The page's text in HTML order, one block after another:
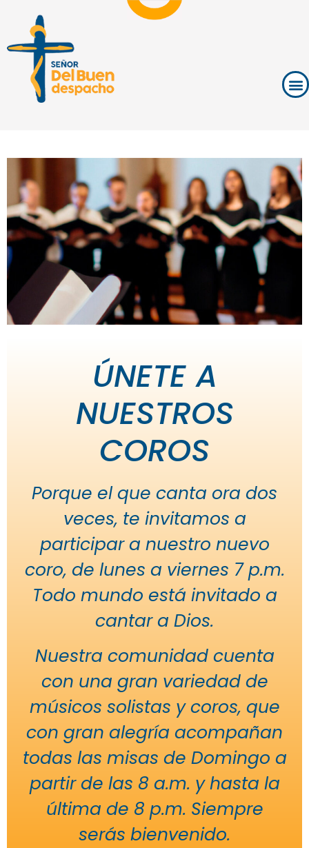
ÚNETE A
NUESTROS
COROS
Porque el que canta ora dos
veces, te invitamos a
participar a nuestro nuevo
coro, de lunes a viernes 7 p.m.
Todo mundo está invitado a
cantar a Dios.
Nuestra comunidad cuenta
con una gran variedad de
músicos solistas y coros, que
con gran alegría acompañan
todas las misas de Domingo a
partir de las 8 a.m. y hasta la
última de 8 p.m. Siempre
serás bienvenido.